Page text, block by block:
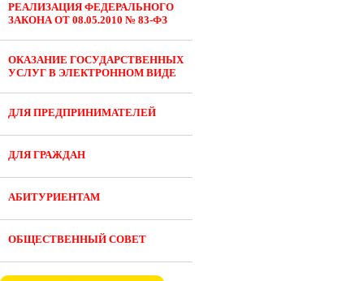
РЕАЛИЗАЦИЯ ФЕДЕРАЛЬНОГО
ЗАКОНА ОТ 08.05.2010 № 83-ФЗ
ОКАЗАНИЕ ГОСУДАРСТВЕННЫХ
УСЛУГ В ЭЛЕКТРОННОМ ВИДЕ
ДЛЯ ПРЕДПРИНИМАТЕЛЕЙ
ДЛЯ ГРАЖДАН
АБИТУРИЕНТАМ
ОБЩЕСТВЕННЫЙ СОВЕТ